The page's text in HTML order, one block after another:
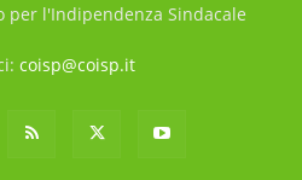
per l'Indipendenza Sindacale
coisp@coisp.it